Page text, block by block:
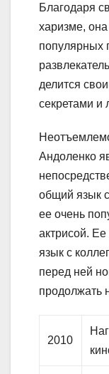
Благодаря
харизме,
популярных
делится
секретами и
Андоленко
общий язык
ее очень
актрисой.
язык с
перед ней
продолжать
2010